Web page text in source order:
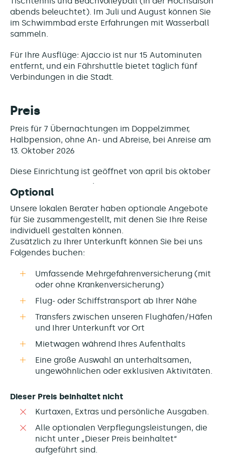
abends beleuchtet). Im Juli und August können Sie
im Schwimmbad erste Erfahrungen mit Wasserball
sammeln.
Für Ihre Ausflüge: Ajaccio ist nur 15 Autominuten
entfernt, und ein Fährshuttle bietet täglich fünf
Verbindungen in die Stadt.
Preis
Preis für 7 Übernachtungen im Doppelzimmer,
Halbpension, ohne An- und Abreise, bei Anreise am
13. Oktober 2026
Diese Einrichtung ist geöffnet von april bis oktober
Optional
Unsere lokalen Berater haben optionale Angebote
für Sie zusammengestellt, mit denen Sie Ihre Reise
individuell gestalten können.
Zusätzlich zu Ihrer Unterkunft können Sie bei uns
Folgendes buchen:
Umfassende Mehrgefahrenversicherung (mit
oder ohne Krankenversicherung)
Flug- oder Schiffstransport ab Ihrer Nähe
Transfers zwischen unseren Flughäfen/Häfen
und Ihrer Unterkunft vor Ort
Mietwagen während Ihres Aufenthalts
Eine große Auswahl an unterhaltsamen,
ungewöhnlichen oder exklusiven Aktivitäten.
Dieser Preis beinhaltet nicht
Kurtaxen, Extras und persönliche Ausgaben.
Alle optionalen Verpflegungsleistungen, die
nicht unter „Dieser Preis beinhaltet“
aufgeführt sind.